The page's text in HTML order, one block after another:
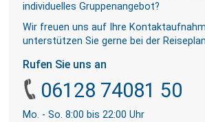
individuelles Gruppenangebot?
Wir freuen uns auf Ihre
unterstützen Sie gerne bei der
Rufen Sie uns an
06128 74081 50
Mo. - So. 8:00 bis 22:00 Uhr